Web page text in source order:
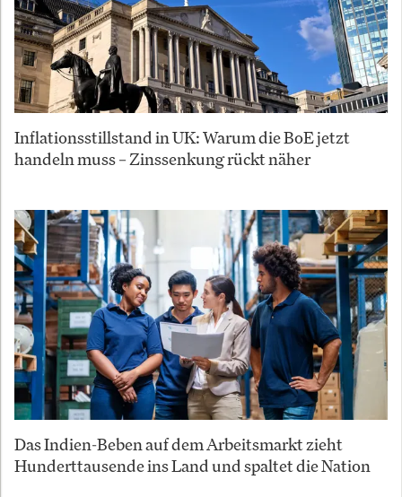
Inflationsstillstand in UK: Warum die BoE jetzt
handeln muss – Zinssenkung rückt näher
Das Indien-Beben auf dem Arbeitsmarkt zieht
Hunderttausende ins Land und spaltet die Nation